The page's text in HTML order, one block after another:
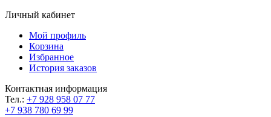
Личный кабинет
Мой профиль
Корзина
Избранное
История заказов
Контактная информация
Тел.: +7 928 958 07 77
+7 938 780 69 99